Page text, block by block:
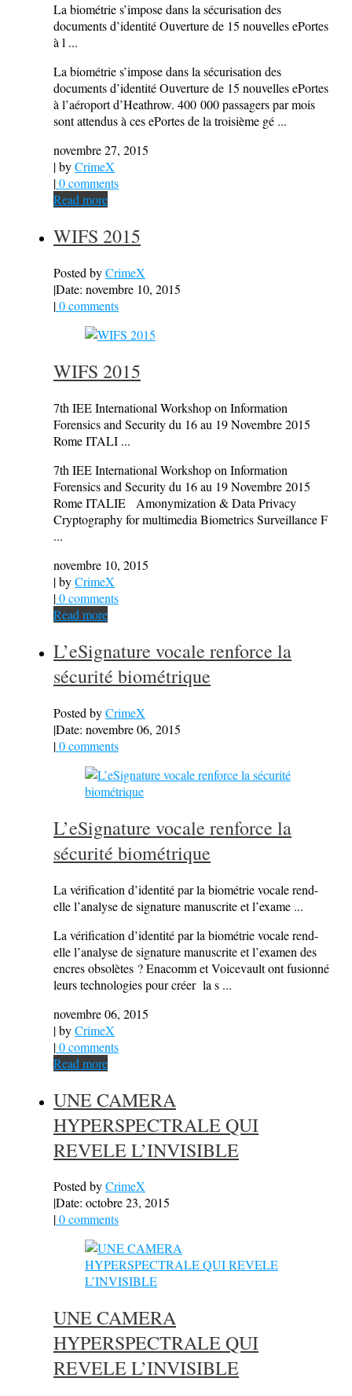
La biométrie s’impose dans la sécurisation des
documents d’identité Ouverture de 15 nouvelles ePortes
à l ...
La biométrie s’impose dans la sécurisation des
documents d’identité Ouverture de 15 nouvelles ePortes
à l’aéroport d’Heathrow. 400 000 passagers par mois
sont attendus à ces ePortes de la troisième gé ...
novembre 27, 2015
| byCrimeX
|0 comments
Read more
WIFS 2015
Posted byCrimeX
|Date: novembre 10, 2015
|0 comments
WIFS 2015
7th IEE International Workshop on Information
Forensics and Security du 16 au 19 Novembre 2015
Rome ITALI ...
7th IEE International Workshop on Information
Forensics and Security du 16 au 19 Novembre 2015
Rome ITALIE Amonymization & Data Privacy
Cryptography for multimedia Biometrics Surveillance F
...
novembre 10, 2015
| byCrimeX
|0 comments
Read more
L’eSignature vocale renforce la
sécurité biométrique
Posted byCrimeX
|Date: novembre 06, 2015
|0 comments
L’eSignature vocale renforce la
sécurité biométrique
La vérification d’identité par la biométrie vocale rend-
elle l’analyse de signature manuscrite et l’exame ...
La vérification d’identité par la biométrie vocale rend-
elle l’analyse de signature manuscrite et l’examen des
encres obsolètes ? Enacomm et Voicevault ont fusionné
leurs technologies pour créer la s ...
novembre 06, 2015
| byCrimeX
|0 comments
Read more
UNE CAMERA
HYPERSPECTRALE QUI
REVELE L’INVISIBLE
Posted byCrimeX
|Date: octobre 23, 2015
|0 comments
UNE CAMERA
HYPERSPECTRALE QUI
REVELE L’INVISIBLE